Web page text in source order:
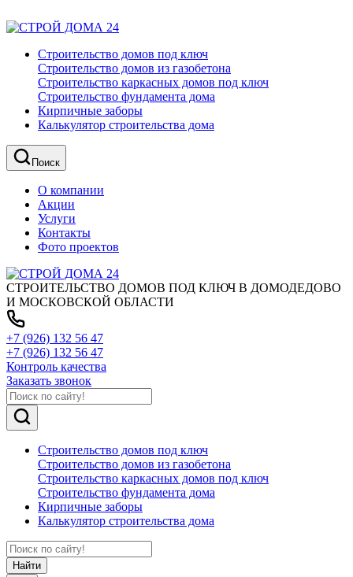
Строительство домов под ключ
Строительство домов из газобетона
Строительство каркасных домов под ключ
Строительство фундамента дома
Кирпичные заборы
Калькулятор строительства дома
Поиск
О компании
Акции
Услуги
Контакты
Фото проектов
СТРОИТЕЛЬСТВО ДОМОВ ПОД КЛЮЧ В ДОМОДЕДОВО
И МОСКОВСКОЙ ОБЛАСТИ
+7 (926) 132 56 47
+7 (926) 132 56 47
Контроль качества
Заказать звонок
Строительство домов под ключ
Строительство домов из газобетона
Строительство каркасных домов под ключ
Строительство фундамента дома
Кирпичные заборы
Калькулятор строительства дома
Найти